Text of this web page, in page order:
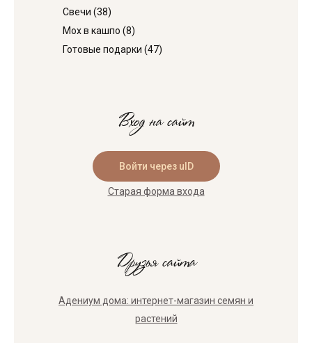
Свечи (38)
Мох в кашпо (8)
Готовые подарки (47)
Вход на сайт
Войти через uID
Старая форма входа
Друзья сайта
Адениум дома: интернет-магазин семян и
растений